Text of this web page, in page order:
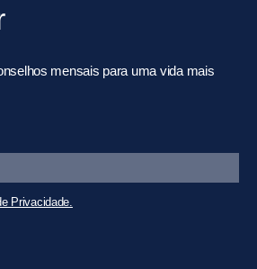
mensais para uma vida mais
Privacidade.